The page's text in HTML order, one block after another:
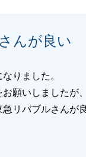
んが良い
りました。
願いしましたが
リバブルさんが